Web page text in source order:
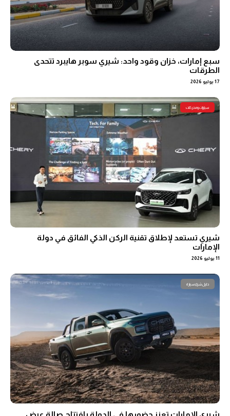
سبع إمارات، خزان وقود واحد: شيري سوبر هايبرد تتحدى
الطرقات
17 يوليو 2026
سيارات ومحركات
شيري تستعد لإطلاق تقنية الركن الذكي الفائق في دولة
الإمارات
11 يوليو 2026
دليل شراء سيارة
شيري الإمارات تعزز حضورها في الدولة بافتتاح صالة عرض